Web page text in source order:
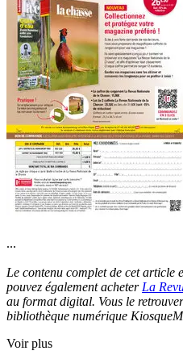
...
Le contenu complet de cet article
pouvez également acheter La
au format digital. Vous le
bibliothèque numérique
Voir plus